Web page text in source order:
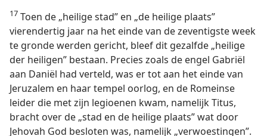
17 Toen de „heilige stad” en „de heilige plaats”
vierendertig jaar na het einde van de zeventigste week
te gronde werden gericht, bleef dit gezalfde „heilige
der heiligen” bestaan. Precies zoals de engel Gabriël
aan Daniël had verteld, was er tot aan het einde van
Jeruzalem en haar tempel oorlog, en de Romeinse
leider die met zijn legioenen kwam, namelijk Titus,
bracht over de „stad en de heilige plaats” wat door
Jehovah God besloten was, namelijk „verwoestingen”.